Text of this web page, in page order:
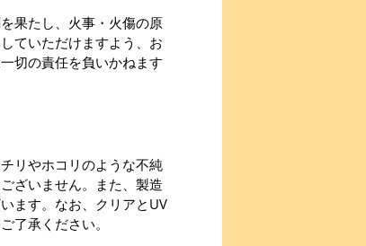
果たし、火事・火傷の原
ていただけますよう、お
切の責任を負いかねます
リやホコリのような不純
ざいません。また、製造
ます。なお、クリアとUV
了承ください。